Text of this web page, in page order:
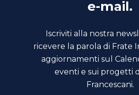
e-mail.
Iscriviti alla nostra
ricevere la parola di Frate
aggiornamenti sul
eventi e sui progetti
Francescani.